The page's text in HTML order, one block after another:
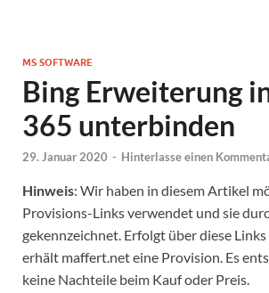
MS SOFTWARE
Bing Erweiterung
365 unterbinden
29. Januar 2020 - Hinterlasse einen
Hinweis: Wir haben in diesem Artikel
Provisions-Links verwendet und sie
gekennzeichnet. Erfolgt über diese
erhält maffert.net eine Provision. Es
keine Nachteile beim Kauf oder Preis.